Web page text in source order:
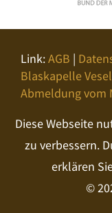
Link:AGB |
Blaskapelle
Abmeldung vom
Diese Webseite
zu verbessern.
erklären
©